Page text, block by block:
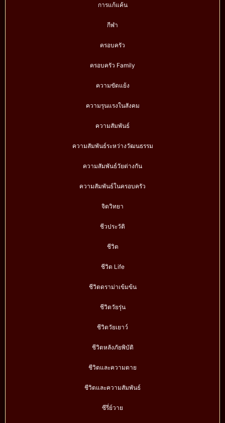
การแก้แค้น
กีฬา
ครอบครัว
ครอบครัว Family
ความขัดแย้ง
ความรุนแรงในสังคม
ความสัมพันธ์
ความสัมพันธ์ระหว่างวัฒนธรรม
ความสัมพันธ์วัยต่างกัน
ความสัมพันธ์ในครอบครัว
จิตวิทยา
ชีวประวัติ
ชีวิต
ชีวิต Life
ชีวิตดราม่าเข้มข้น
ชีวิตวัยรุ่น
ชีวิตวัยเยาว์
ชีวิตหลังภัยพิบัติ
ชีวิตและความตาย
ชีวิตและความสัมพันธ์
ซีรี่ย์วาย